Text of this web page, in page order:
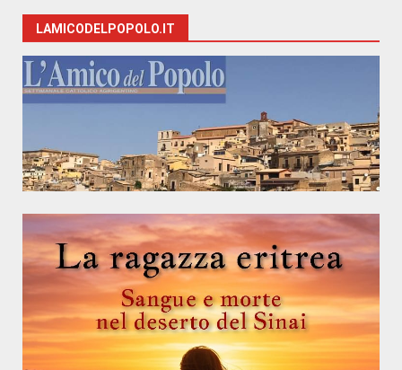
LAMICODELPOPOLO.IT